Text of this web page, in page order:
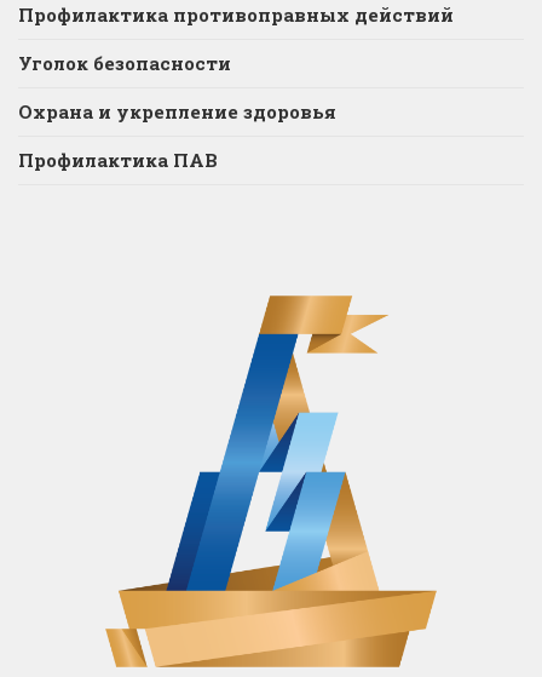
Профилактика противоправных действий
Уголок безопасности
Охрана и укрепление здоровья
Профилактика ПАВ